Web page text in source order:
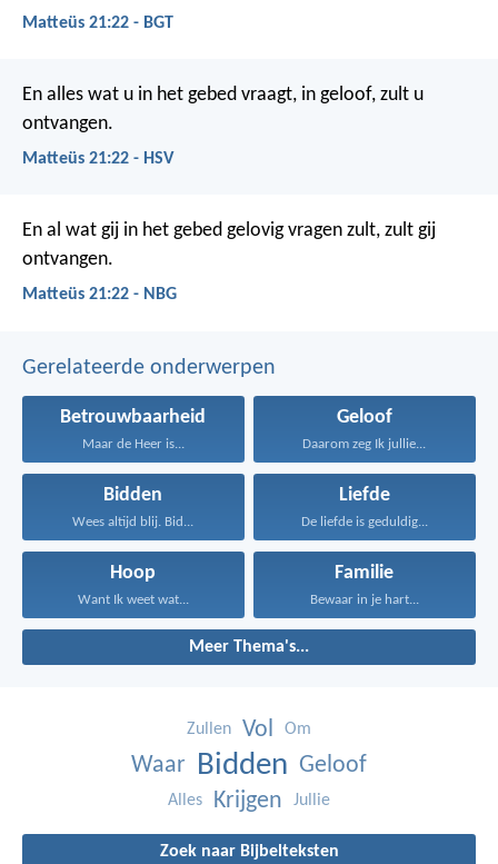
Matteüs 21:22 - BGT
En alles wat u in het gebed vraagt, in geloof, zult u
ontvangen.
Matteüs 21:22 - HSV
En al wat gij in het gebed gelovig vragen zult, zult gij
ontvangen.
Matteüs 21:22 - NBG
Gerelateerde onderwerpen
Betrouwbaarheid
Maar de Heer is...
Geloof
Daarom zeg Ik jullie...
Bidden
Wees altijd blij. Bid...
Liefde
De liefde is geduldig...
Hoop
Want Ik weet wat...
Familie
Bewaar in je hart...
Meer Thema's...
Zullen Vol Om
Waar Bidden Geloof
Alles Krijgen Jullie
Zoek naar Bijbelteksten